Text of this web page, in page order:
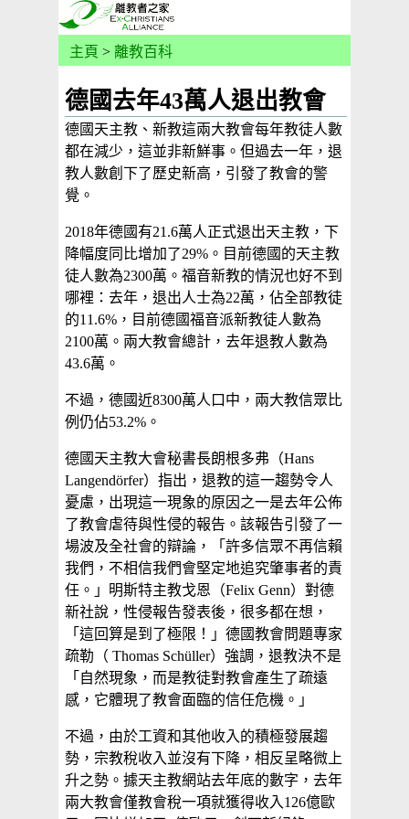
主頁 > 離教百科
德國去年43萬人退出教會
德國天主教、新教這兩大教會每年教徒人數
都在減少，這並非新鮮事。但過去一年，退
教人數創下了歷史新高，引發了教會的警
覺。
2018年德國有21.6萬人正式退出天主教，下
降幅度同比增加了29%。目前德國的天主教
徒人數為2300萬。福音新教的情況也好不到
哪裡：去年，退出人士為22萬，佔全部教徒
的11.6%，目前德國福音派新教徒人數為
2100萬。兩大教會總計，去年退教人數為
43.6萬。
不過，德國近8300萬人口中，兩大教信眾比
例仍佔53.2%。
德國天主教大會秘書長朗根多弗（Hans
Langendörfer）指出，退教的這一趨勢令人
憂慮，出現這一現象的原因之一是去年公佈
了教會虐待與性侵的報告。該報告引發了一
場波及全社會的辯論，「許多信眾不再信賴
我們，不相信我們會堅定地追究肇事者的責
任。」明斯特主教戈恩（Felix Genn）對德
新社說，性侵報告發表後，很多都在想，
「這回算是到了極限！」德國教會問題專家
疏勒（ Thomas Schüller）強調，退教決不是
「自然現象，而是教徒對教會產生了疏遠
感，它體現了教會面臨的信任危機。」
不過，由於工資和其他收入的積極發展趨
勢，宗教稅收入並沒有下降，相反呈略微上
升之勢。據天主教網站去年底的數字，去年
兩大教會僅教會稅一項就獲得收入126億歐